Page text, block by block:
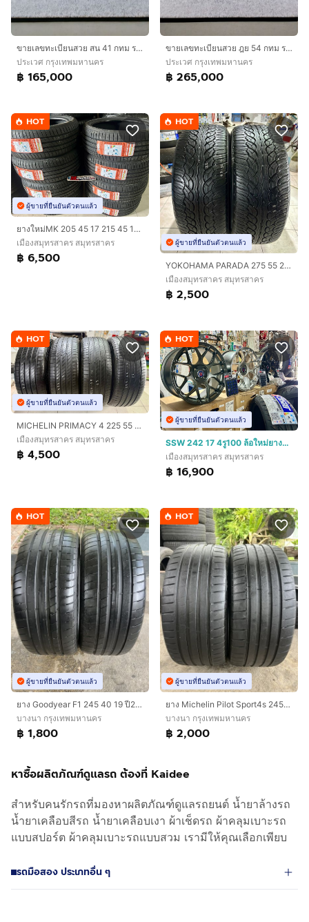
ขายเลขทะเบียนสวย สน 41 กทม ราคา 165,000.- สนใจติดต่อ 0986545361
ประเวศ กรุงเทพมหานคร
฿ 165,000
ขายเลขทะเบียนสวย ฎย 54 กทม ราคา 265,000.- สนใจติดต่อ 0986545361
ประเวศ กรุงเทพมหานคร
฿ 265,000
HOT
ผู้ขายที่ยืนยันตัวตนแล้ว
ยางใหม่MK 205 45 17 215 45 17 ปี2026
เมืองสมุทรสาคร สมุทรสาคร
฿ 6,500
HOT
ผู้ขายที่ยืนยันตัวตนแล้ว
YOKOHAMA PARADA 275 55 20 2เส้น ปลายปี22
เมืองสมุทรสาคร สมุทรสาคร
฿ 2,500
HOT
ผู้ขายที่ยืนยันตัวตนแล้ว
MICHELIN PRIMACY 4 225 55 17 ปี23 สวยงาม ไม่ปะ
เมืองสมุทรสาคร สมุทรสาคร
฿ 4,500
HOT
ผู้ขายที่ยืนยันตัวตนแล้ว
SSW 242 17 4รู100 ล้อใหม่ยางใหม่ แถมครบครบ
เมืองสมุทรสาคร สมุทรสาคร
฿ 16,900
HOT
ผู้ขายที่ยืนยันตัวตนแล้ว
ยาง Goodyear F1 245 40 19 ปี23 คู่ 1800 บาท RunFlat ไม่ปะ
บางนา กรุงเทพมหานคร
฿ 1,800
HOT
ผู้ขายที่ยืนยันตัวตนแล้ว
ยาง Michelin Pilot Sport4s 245/35/20 ปี22 คู่ 2000 บาท สภาพดี!!
บางนา กรุงเทพมหานคร
฿ 2,000
หาซื้อผลิตภัณฑ์ดูแลรถ ต้องที่ Kaidee
สำหรับคนรักรถที่มองหาผลิตภัณฑ์ดูแลรถยนต์ น้ำยาล้างรถ
น้ำยาเคลือบสีรถ น้ำยาเคลือบเงา ผ้าเช็ดรถ ผ้าคลุมเบาะรถ
แบบสปอร์ต ผ้าคลุมเบาะรถแบบสวม เรามีให้คุณเลือกเพียบ
รถมือสอง ประเภทอื่น ๆ